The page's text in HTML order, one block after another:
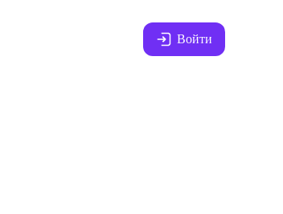
Войти